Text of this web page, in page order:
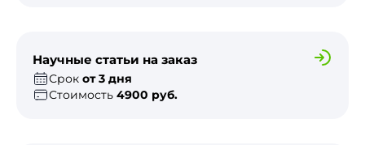
Научные статьи на заказ
Срок от 3 дня
Стоимость 4900 руб.